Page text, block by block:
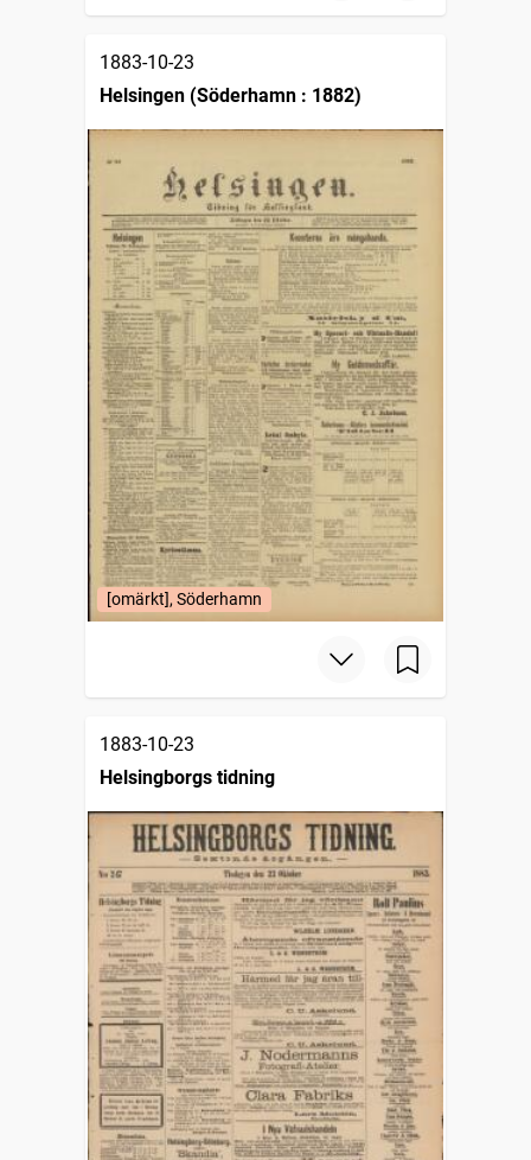
1883-10-23
Helsingen (Söderhamn : 1882)
[omärkt], Söderhamn
1883-10-23
Helsingborgs tidning